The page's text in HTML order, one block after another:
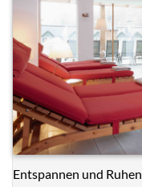
Entspannen und Ruhen